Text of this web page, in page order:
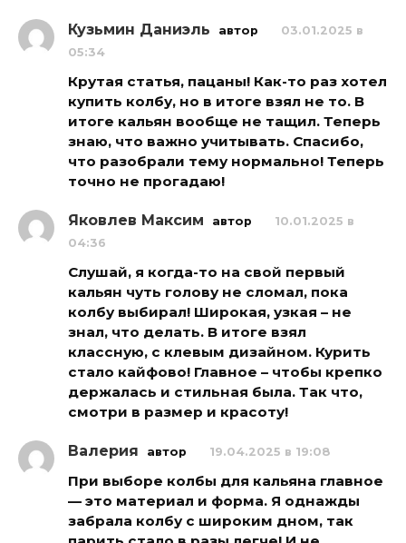
Кузьмин Даниэль автор
03.01.2025 в
05:34
Крутая статья, пацаны! Как-то раз хотел
купить колбу, но в итоге взял не то. В
итоге кальян вообще не тащил. Теперь
знаю, что важно учитывать. Спасибо,
что разобрали тему нормально! Теперь
точно не прогадаю!
Яковлев Максим автор
10.01.2025 в
04:36
Слушай, я когда-то на свой первый
кальян чуть голову не сломал, пока
колбу выбирал! Широкая, узкая – не
знал, что делать. В итоге взял
классную, с клевым дизайном. Курить
стало кайфово! Главное – чтобы крепко
держалась и стильная была. Так что,
смотри в размер и красоту!
Валерия автор 19.04.2025 в 19:08
При выборе колбы для кальяна главное
— это материал и форма. Я однажды
забрала колбу с широким дном, так